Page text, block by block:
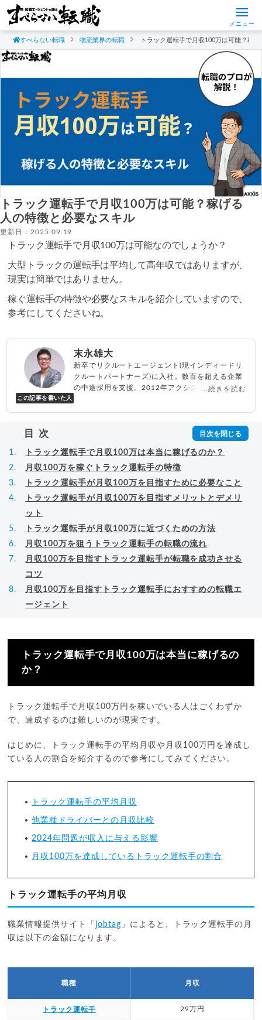
メニュー
すべらない転職 物流業界の転職 トラック運転手で月収100万は可能？稼
トラック運転手で月収100万は可能？稼げる
人の特徴と必要なスキル
更新日：2025.09.19
トラック運転手で月収100万は可能なのでしょうか？
大型トラックの運転手は平均して高年収ではありますが、
現実は簡単ではありません。
稼ぐ運転手の特徴や必要なスキルを紹介していますので、
参考にしてくださいね。
この記事を書いた人
末永雄大
新卒でリクルートエージェント(現インディードリ
クルートパートナーズ)に入社。数百を超える企業
の中途採用を支援。2012年アクシス(株)設立、代
」の総再生回数は2,000
成功する転職面接」「キャリア
ロジック」
▸詳細プロフィール（amazon）
...続きを読む
目次
トラック運転手で月収100万は本当に稼げるのか？
月収100万を稼ぐトラック運転手の特徴
トラック運転手が月収100万を目指すために必要なこと
トラック運転手が月収100万を目指すメリットとデメリ
ット
トラック運転手が月収100万に近づくための方法
月収100万を狙うトラック運転手の転職の流れ
月収100万を目指すトラック運転手が転職を成功させる
コツ
月収100万を目指すトラック運転手におすすめの転職エ
ージェント
トラック運転手で月収100万は本当に稼げるの
か？
トラック運転手で月収100万円を稼いでいる人はごくわずか
で、達成するのは難しいのが現実です。
はじめに、トラック運転手の平均月収や月収100万円を達成し
ている人の割合を紹介するので参考にしてみてください。
トラック運転手の平均月収
他業種ドライバーとの月収比較
2024年問題が収入に与える影響
月収100万を達成しているトラック運転手の割合
トラック運転手の平均月収
職業情報提供サイト「 jobtag 」によると、トラック運転手の月
収は以下の金額になります。
職種 月収
トラック運転手 29万円